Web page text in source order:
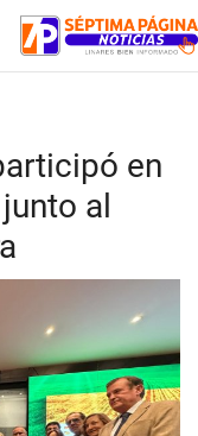
en
al